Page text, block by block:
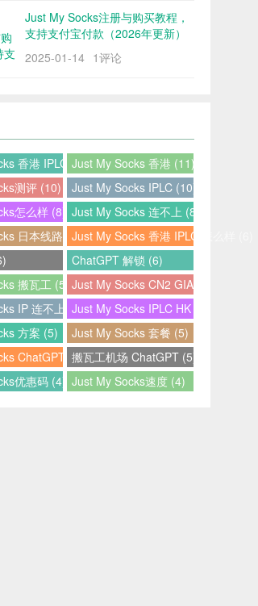
Just My Socks注册与购买教程，
支持支付宝付款（2026年更新）
2025-01-14 1评论
香港 IPLC (12)Just My Socks 香港 (11)
测评 (10)
Just My Socks IPLC (10)
怎么样 (8) Just My Socks 连不上 (8)
日本线路 (7)Just My Socks 香港 IPLC 怎么样 (6)
ChatGPT 解锁 (6)
搬瓦工 (5) Just My Socks CN2 GIA (5)
IP 连不上 (5)Just My Socks IPLC HK (5)
方案 (5)
Just My Socks 套餐 (5)
ChatGPT (5)搬瓦工机场 ChatGPT (5)
优惠码 (4) Just My Socks速度 (4)